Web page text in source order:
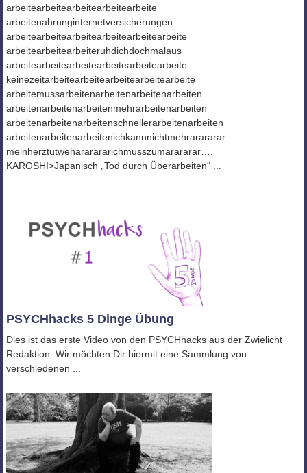
arbeitearbeitearbeitearbeitearbeite
arbeitenahrunginternetversicherungen
arbeitearbeitearbeitearbeitearbeitearbeite
arbeitearbeitearbeiteruhdichdochmalaus
arbeitearbeitearbeitearbeitearbeitearbeite
keinezeitarbeitearbeitearbeitearbeitearbeite
arbeitemussarbeitenarbeitenarbeitenarbeiten
arbeitenarbeitenarbeitenmehrarbeitenarbeiten
arbeitenarbeitenarbeitenschnellerarbeitenarbeiten
arbeitenarbeitenarbeitenichkannnichtmehrarararar
meinherztutwehararararichmusszumarararar….
KAROSHI>Japanisch „Tod durch Überarbeiten“ ...
PSYCHhacks 5 Dinge Übung
Dies ist das erste Video von den PSYCHhacks aus der Zwielicht
Redaktion. Wir möchten Dir hiermit eine Sammlung von
verschiedenen ...